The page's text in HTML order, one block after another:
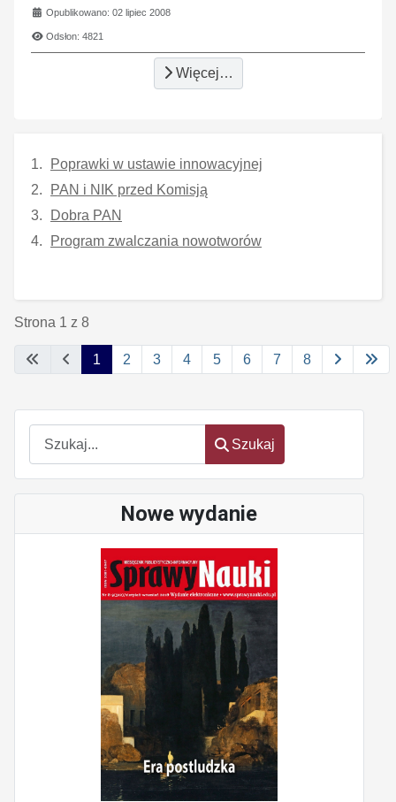
Szukaj
Szukaj
Nowe wydanie
Opublikowano: 02 lipiec 2008
Odsłon: 4821
Więcej…
Poprawki w ustawie innowacyjnej
PAN i NIK przed Komisją
Dobra PAN
Program zwalczania nowotworów
Strona 1 z 8
1 2 3 4 5 6 7 8